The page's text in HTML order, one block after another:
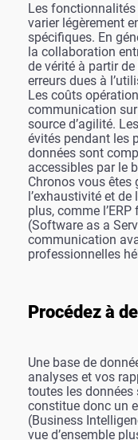
Les
varier légèrement
spécifiques. En
la collaboration
de vérité à partir
erreurs dues à
Les coûts
communication
source d’agilité.
évités pendant les
données sont
accessibles par le
Chronos vous êtes
l’exhaustivité et
plus, comme
(Software as a
communication
professionnelles
Procédez à
Une base de
analyses et vos
toutes les
constitue donc un
(Business
vue d’ensemble